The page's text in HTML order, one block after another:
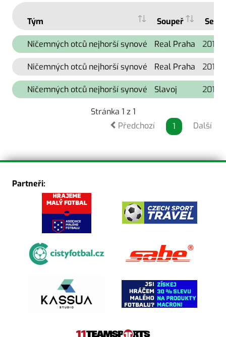
Tým Soupeř
Ničemných otců nejhorší synové Real Praha 2014/
Ničemných otců nejhorší synové Real Praha 2012/
Ničemných otců nejhorší synové Slavoj 2012/
Stránka 1 z 1
Předchozí
1 Další
Partneři: